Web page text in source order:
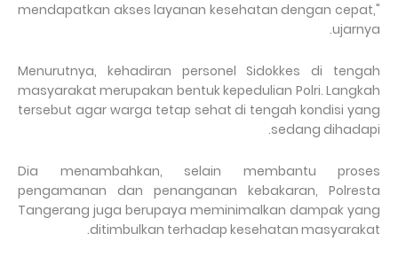
mendapatkan akses layanan kesehatan dengan cepat,"
ujarnya.
Menurutnya, kehadiran personel Sidokkes di tengah
masyarakat merupakan bentuk kepedulian Polri. Langkah
tersebut agar warga tetap sehat di tengah kondisi yang
sedang dihadapi.
Dia menambahkan, selain membantu proses
pengamanan dan penanganan kebakaran, Polresta
Tangerang juga berupaya meminimalkan dampak yang
ditimbulkan terhadap kesehatan masyarakat.